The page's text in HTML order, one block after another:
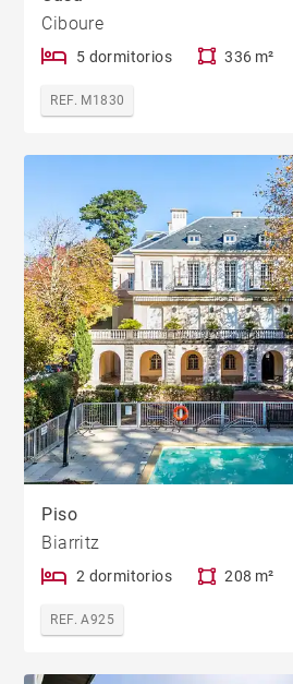
Ciboure
5 dormitorios 336 m²
REF. M1830
Piso
Biarritz
2 dormitorios 208 m²
REF. A925